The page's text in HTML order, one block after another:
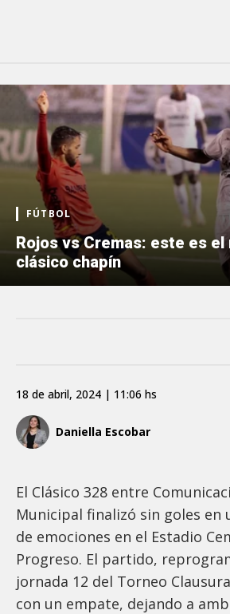
FÚTBOL
Rojos vs Cremas: este es
clásico chapín
Daniella Escobar
18 de abril, 2024 | 11:06 hs
El Clásico 328 entre
Municipal finalizó sin goles en
de emociones en el Estadio
Progreso. El partido,
jornada 12 del Torneo
con un empate, dejando a